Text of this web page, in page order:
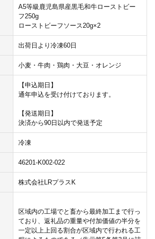
A5等級鹿児島県産黒毛和牛ローストビー
フ250g
ローストビーフソース20g×2
出荷日より冷凍60日
小麦・牛肉・鶏肉・大豆・オレンジ
【申込期日】
通年申込を受け付けております。
【発送期日】
決済から90日以内で発送予定
冷凍
46201-K002-022
株式会社LRプラスK
区域内の工場でと畜から最終加工まで行っ
ており、返礼品の重量や付加価値の半分を
一定以上上回る割合が区域内で行われる工